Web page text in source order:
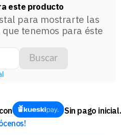
este producto
para mostrarte las
tenemos para éste
Buscar
Sin pago inicial.